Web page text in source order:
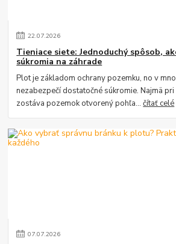
22.07.2026
Tieniace siete: Jednoduchý spôsob,
súkromia na záhrade
Plot je základom ochrany pozemku, no v
nezabezpečí dostatočné súkromie. Najmä
zostáva pozemok otvorený pohľa...čítať celé
07.07.2026